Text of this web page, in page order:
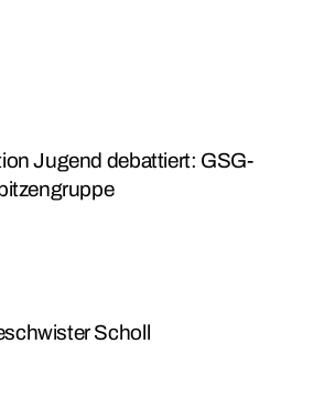
Jugend debattiert: GSG-
Scholl